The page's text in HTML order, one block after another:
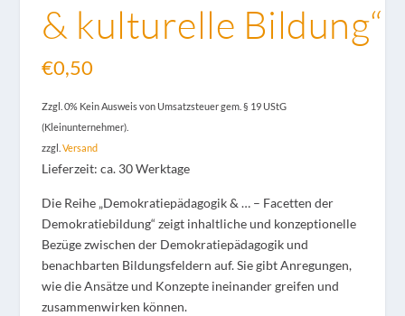
& kulturelle Bildung“
€0,50
Zzgl. 0% Kein Ausweis von Umsatzsteuer gem. § 19 UStG
(Kleinunternehmer).
zzgl.Versand
Lieferzeit: ca. 30 Werktage
Die Reihe „Demokratiepädagogik & … – Facetten der
Demokratiebildung“ zeigt inhaltliche und konzeptionelle
Bezüge zwischen der Demokratiepädagogik und
benachbarten Bildungsfeldern auf. Sie gibt Anregungen,
wie die Ansätze und Konzepte ineinander greifen und
zusammenwirken können.